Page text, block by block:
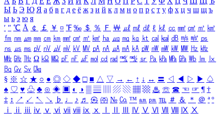
Ы Ь Э Ю Я а б в г д е ё ж з и й к л м н о п р с т у ф х ц ч ш щ ъ
ы ь э ю я
′ ″ ℃ Å ￠ ￡ ￥ ¤ ℉ ‰ ＄ ％ Ｆ ￦ ㎕ ㎖ ㎗ ℓ ㎘ ㏄ ㎣ ㎤ ㎥ ㎦
㎙ ㎚ ㎛ ㎜ ㎝ ㎞ ㎟ ㎠ ㎡ ㎢ ㏊ ㎍ ㎎ ㎏ ㏏ ㎈ ㎉ ㏈ ㎧ ㎨ ㎰
㎱ ㎲ ㎳ ㎴ ㎵ ㎶ ㎷ ㎸ ㎹ ㎀ ㎁ ㎂ ㎃ ㎄ ㎺ ㎻ ㎽ ㎾ ㎿ ㎐ ㎑
㎒ ㎓ ㎔ Ω ㏀ ㏁ ㎊ ㎋ ㎌ ㏖ ㏅ ㎭ ㎮ ㎯ ㏛ ㎩ ㎪ ㎫ ㎬ ㏝ ㏐
㏓
㏃ ㏉ ㏜ ㏆
§ ※ ☆ ★ ○ ● ◎ ◇ ◆ □ ■ △ ▽ → ← ↑ ↓ ↔ 〓 ◁ ◀ ▷ ▶ ♤
♠ ♡ ♥ ♧ ♣ ⊙ ◈ ▣ ◐ ◑ ▒ ▤ ▨ ▧ ▦ ▩ ♨ ☏ ☎ ☜ ☞ ¶ †
‡ ↕ ↗ ↙ ↖ ↘ ♭ ♩ ♪ ♬ ㉿ ㈜ № ㏇ ™ ㏂ ㏘ ℡ ＃ ＆ ＊ ＠ ª º
ⅰ
ⅱ ⅲ ⅳ ⅴ ⅵ ⅶ ⅷ ⅸ ⅹ Ⅳ Ⅴ Ⅵ Ⅶ Ⅷ Ⅸ Ⅹ